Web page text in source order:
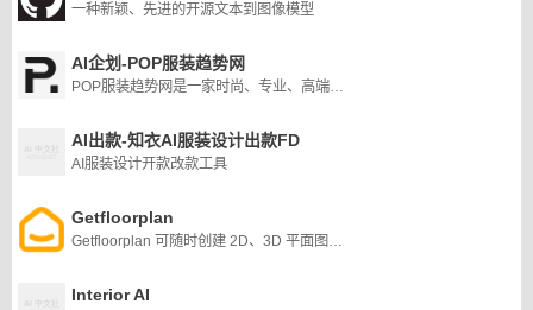
一种新颖、先进的开源文本到图像模型
AI企划-POP服装趋势网
POP服装趋势网是一家时尚、专业、高端、领先的服装设计资讯网站，涵盖独立服装设计师作品、时装周秀场高清款式图片和时尚杂志书籍，从色彩、面料、图案印花、款式、灵感
AI出款-知衣AI服装设计出款FD
AI服装设计开款改款工具
Getfloorplan
Getfloorplan 可随时创建 2D、3D 平面图和 360° 虚拟游览。使用我们的材料，您的普通房源可以变成您客户的梦想之家图片
Interior AI